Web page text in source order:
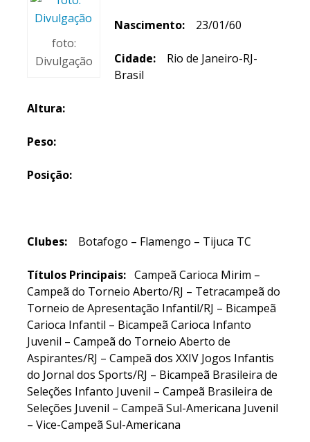
foto:
Divulgação
Nascimento: 23/01/60
Cidade: Rio de Janeiro-RJ-
Brasil
Altura:
Peso:
Posição:
Clubes: Botafogo – Flamengo – Tijuca TC
Títulos Principais: Campeã Carioca Mirim –
Campeã do Torneio Aberto/RJ – Tetracampeã do
Torneio de Apresentação Infantil/RJ – Bicampeã
Carioca Infantil – Bicampeã Carioca Infanto
Juvenil – Campeã do Torneio Aberto de
Aspirantes/RJ – Campeã dos XXIV Jogos Infantis
do Jornal dos Sports/RJ – Bicampeã Brasileira de
Seleções Infanto Juvenil – Campeã Brasileira de
Seleções Juvenil – Campeã Sul-Americana Juvenil
– Vice-Campeã Sul-Americana